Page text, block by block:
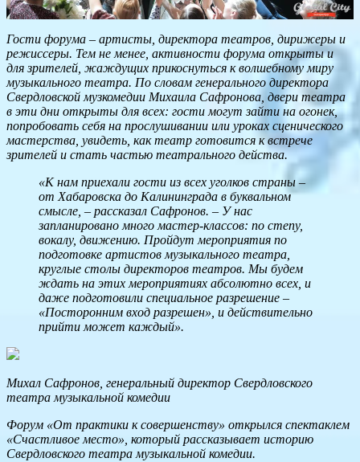
Гости форума – артисты, директора театров, дирижеры и
режиссеры. Тем не менее, активности форума открыты и
для зрителей, жаждущих прикоснуться к волшебному миру
музыкального театра. По словам генерального директора
Свердловской музкомедии Михаила Сафронова, двери театра
в эти дни открыты для всех: гости могут зайти на огонек,
попробовать себя на прослушивании или уроках сценического
мастерства, увидеть, как театр готовится к встрече
зрителей и стать частью театрального действа.
«К нам приехали гости из всех уголков страны –
от Хабаровска до Калининграда в буквальном
смысле, – рассказал Сафронов. – У нас
запланировано много мастер-классов: по степу,
вокалу, движению. Пройдут мероприятия по
подготовке артистов музыкального театра,
круглые столы директоров театров. Мы будем
ждать на этих мероприятиях абсолютно всех, и
даже подготовили специальное разрешение –
«Посторонним вход разрешен», и действительно
прийти может каждый».
Михал Сафронов, генеральный директор Свердловского
театра музыкальной комедии
Форум «От практики к совершенству» открылся спектаклем
«Счастливое место», который рассказывает историю
Свердловского театра музыкальной комедии.